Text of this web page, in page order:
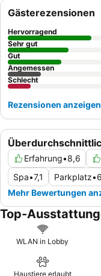
vielfältige
einen angenehmeren
zur Rückseite des
Hauptstraße zu
Erfahrung•8,6
Spa•7,1 Parkplatz•
Mehr Bewertungen
Gästerezensionen
Hervorragend
Sehr gut
Gut
Angemessen
Schlecht
Rezensionen anzeigen
Top-
WLAN in Lobby
Haustiere erlaubt